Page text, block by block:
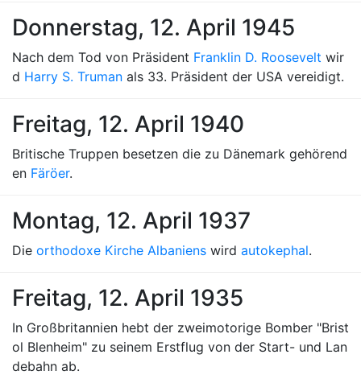
Donnerstag, 12. April 1945
Nach dem Tod von Präsident Franklin D. Roosevelt wir
d Harry S. Truman als 33. Präsident der USA vereidigt.
Freitag, 12. April 1940
Britische Truppen besetzen die zu Dänemark gehörend
en Färöer.
Montag, 12. April 1937
Die orthodoxe Kirche Albaniens wird autokephal.
Freitag, 12. April 1935
In Großbritannien hebt der zweimotorige Bomber "Brist
ol Blenheim" zu seinem Erstflug von der Start- und Lan
debahn ab.